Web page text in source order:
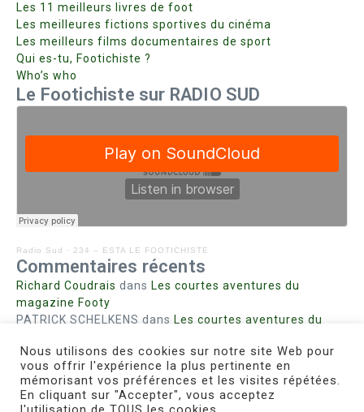
Les 11 meilleurs livres de foot
Les meilleures fictions sportives du cinéma
Les meilleurs films documentaires de sport
Qui es-tu, Footichiste ?
Who’s who
Le Footichiste sur RADIO SUD
Radio Sud · 234 – ESTA LE FOOTICHISTE
Commentaires récents
Richard Coudrais dans Les courtes aventures du
magazine Footy
PATRICK SCHELKENS dans Les courtes aventures du
Bohn fabiennedans Intrigues sanglantes à Mulhouse
Steph. RUTA dansLust for Nice
MIRMANDdansPieds agiles et champignons
Nous utilisons des cookies sur notre site Web pour
vous offrir l'expérience la plus pertinente en
mémorisant vos préférences et les visites répétées.
En cliquant sur "Accepter", vous acceptez